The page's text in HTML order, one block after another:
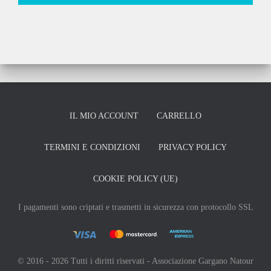
IL MIO ACCOUNT CARRELLO
TERMINI E CONDIZIONI PRIVACY POLICY
COOKIE POLICY (UE)
I pagamenti sono criptati e trasmetti in sicurezza con protocollo SSL
© 2016 - 2026 Tutti i diritti riservati - Associazione Gargano Natour